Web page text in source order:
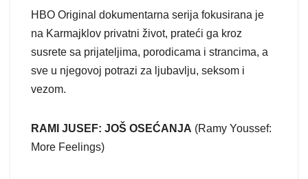
HBO Original dokumentarna serija fokusirana je
na Karmajklov privatni život, prateći ga kroz
susrete sa prijateljima, porodicama i strancima, a
sve u njegovoj potrazi za ljubavlju, seksom i
vezom.
RAMI JUSEF: JOŠ OSEĆANJA (Ramy Youssef:
More Feelings)